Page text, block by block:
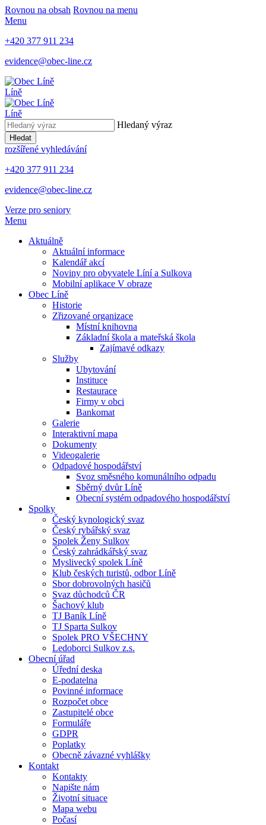
Rovnou na obsah Rovnou na menu
Menu
+420 377 911 234
evidence@obec-line.cz
Líně
Líně
Hledaný výraz
Hledat
rozšířené vyhledávání
+420 377 911 234
evidence@obec-line.cz
Verze pro seniory
Menu
Aktuálně
Aktuální informace
Kalendář akcí
Noviny pro obyvatele Líní a Sulkova
Mobilní aplikace V obraze
Obec Líně
Historie
Zřizované organizace
Místní knihovna
Základní škola a mateřská škola
Zajímavé odkazy
Služby
Ubytování
Instituce
Restaurace
Firmy v obci
Bankomat
Galerie
Interaktivní mapa
Dokumenty
Videogalerie
Odpadové hospodářství
Svoz směsného komunálního odpadu
Sběrný dvůr Líně
Obecní systém odpadového hospodářství
Spolky
Český kynologický svaz
Český rybářský svaz
Spolek Ženy Sulkov
Český zahrádkářský svaz
Myslivecký spolek Líně
Klub českých turistů, odbor Líně
Sbor dobrovolných hasičů
Svaz důchodců ČR
Šachový klub
TJ Baník Líně
TJ Sparta Sulkov
Spolek PRO VŠECHNY
Ledoborci Sulkov z.s.
Obecní úřad
Úřední deska
E-podatelna
Povinné informace
Rozpočet obce
Zastupitelé obce
Formuláře
GDPR
Poplatky
Obecně závazné vyhlášky
Kontakt
Kontakty
Napište nám
Životní situace
Mapa webu
Počasí